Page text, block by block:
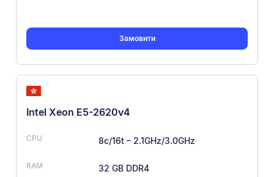
Замовити
Intel Xeon E5-2620v4
8c/16t – 2.1GHz/3.0GHz
32 GB DDR4